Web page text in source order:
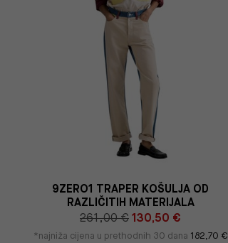
9ZERO1 TRAPER KOŠULJA OD
RAZLIČITIH MATERIJALA
261,00 €130,50 €
*najniža cijena u prethodnih 30 dana 182,70 €